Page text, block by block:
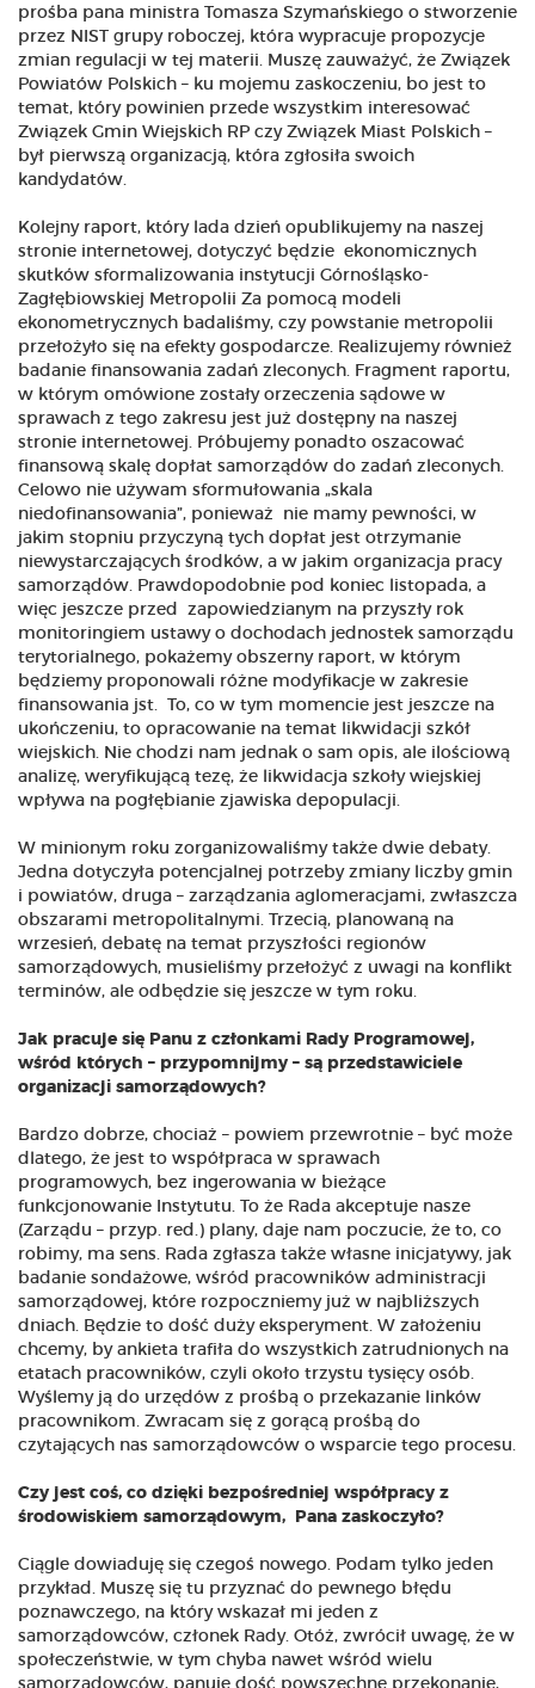
prośba pana ministra Tomasza Szymańskiego o stworzenie
przez NIST grupy roboczej, która wypracuje propozycje
zmian regulacji w tej materii. Muszę zauważyć, że Związek
Powiatów Polskich – ku mojemu zaskoczeniu, bo jest to
temat, który powinien przede wszystkim interesować
Związek Gmin Wiejskich RP czy Związek Miast Polskich –
był pierwszą organizacją, która zgłosiła swoich
kandydatów.
Kolejny raport, który lada dzień opublikujemy na naszej
stronie internetowej, dotyczyć będzie ekonomicznych
skutków sformalizowania instytucji Górnośląsko-
Zagłębiowskiej Metropolii Za pomocą modeli
ekonometrycznych badaliśmy, czy powstanie metropolii
przełożyło się na efekty gospodarcze. Realizujemy również
badanie finansowania zadań zleconych. Fragment raportu,
w którym omówione zostały orzeczenia sądowe w
sprawach z tego zakresu jest już dostępny na naszej
stronie internetowej. Próbujemy ponadto oszacować
finansową skalę dopłat samorządów do zadań zleconych.
Celowo nie używam sformułowania „skala
niedofinansowania”, ponieważ nie mamy pewności, w
jakim stopniu przyczyną tych dopłat jest otrzymanie
niewystarczających środków, a w jakim organizacja pracy
samorządów. Prawdopodobnie pod koniec listopada, a
więc jeszcze przed zapowiedzianym na przyszły rok
monitoringiem ustawy o dochodach jednostek samorządu
terytorialnego, pokażemy obszerny raport, w którym
będziemy proponowali różne modyfikacje w zakresie
finansowania jst. To, co w tym momencie jest jeszcze na
ukończeniu, to opracowanie na temat likwidacji szkół
wiejskich. Nie chodzi nam jednak o sam opis, ale ilościową
analizę, weryfikującą tezę, że likwidacja szkoły wiejskiej
wpływa na pogłębianie zjawiska depopulacji.
W minionym roku zorganizowaliśmy także dwie debaty.
Jedna dotyczyła potencjalnej potrzeby zmiany liczby gmin
i powiatów, druga – zarządzania aglomeracjami, zwłaszcza
obszarami metropolitalnymi. Trzecią, planowaną na
wrzesień, debatę na temat przyszłości regionów
samorządowych, musieliśmy przełożyć z uwagi na konflikt
terminów, ale odbędzie się jeszcze w tym roku.
Jak pracuje się Panu z członkami Rady Programowej,
wśród których – przypomnijmy – są przedstawiciele
organizacji samorządowych?
Bardzo dobrze, chociaż – powiem przewrotnie – być może
dlatego, że jest to współpraca w sprawach
programowych, bez ingerowania w bieżące
funkcjonowanie Instytutu. To że Rada akceptuje nasze
(Zarządu – przyp. red.) plany, daje nam poczucie, że to, co
robimy, ma sens. Rada zgłasza także własne inicjatywy, jak
badanie sondażowe, wśród pracowników administracji
samorządowej, które rozpoczniemy już w najbliższych
dniach. Będzie to dość duży eksperyment. W założeniu
chcemy, by ankieta trafiła do wszystkich zatrudnionych na
etatach pracowników, czyli około trzystu tysięcy osób.
Wyślemy ją do urzędów z prośbą o przekazanie linków
pracownikom. Zwracam się z gorącą prośbą do
czytających nas samorządowców o wsparcie tego procesu.
Czy jest coś, co dzięki bezpośredniej współpracy z
środowiskiem samorządowym, Pana zaskoczyło?
Ciągle dowiaduję się czegoś nowego. Podam tylko jeden
przykład. Muszę się tu przyznać do pewnego błędu
poznawczego, na który wskazał mi jeden z
samorządowców, członek Rady. Otóż, zwrócił uwagę, że w
społeczeństwie, w tym chyba nawet wśród wielu